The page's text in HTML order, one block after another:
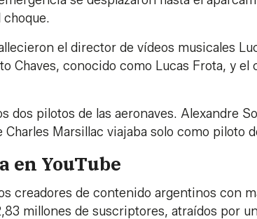
el director de vídeos musicales
Chaves, conocido como Lucas Frota, y el
dos pilotos de las aeronaves. Alexandre
Marsillac viajaba solo como piloto
en YouTube
creadores de contenido argentinos con
millones de suscriptores, atraídos por